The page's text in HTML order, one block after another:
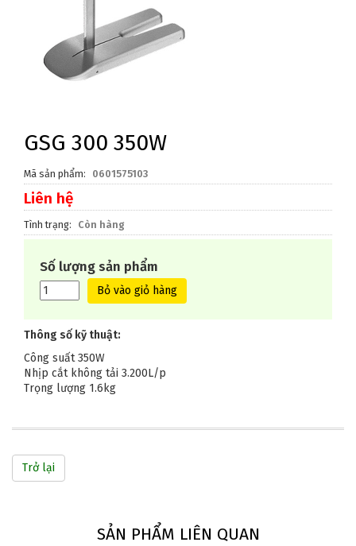
GSG 300 350W
Mã sản phẩm 0601575103
Liên hệ
Tình trạng Còn hàng
Số lượng sản phẩm
Bỏ vào giỏ hàng
Thông số kỹ thuật:
Công suất 350W
Nhịp cắt không tải 3.200L/p
Trọng lượng 1.6kg
Trở lại
SẢN PHẨM LIÊN QUAN